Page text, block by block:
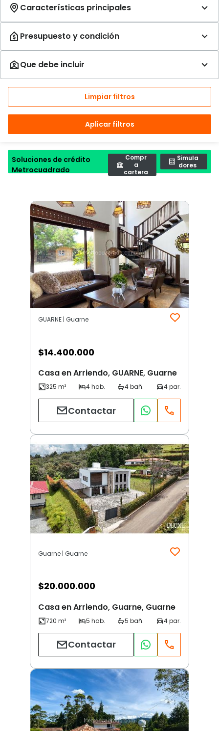
Limpiar filtros
Aplicar filtros
Soluciones de crédito
Metrocuadrado
Compr
a
cartera
Simula
dores
GUARNE | Guarne
$14.400.000
Casa en Arriendo, GUARNE, Guarne
Contactar
Guarne | Guarne
$20.000.000
Casa en Arriendo, Guarne, Guarne
Contactar